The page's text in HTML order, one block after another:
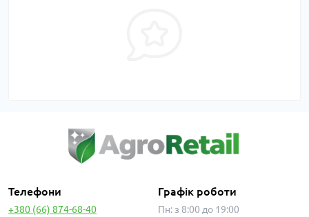
Телефони
+380 (66) 874-68-40
Графік роботи
Пн: з 8:00 до 19:00